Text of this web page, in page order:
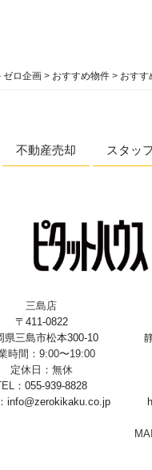
ゼロ企画 > おすすめ物件 > おすす
不動産売却 スタッ
三島店
〒411-0822
県三島市松本300-10
時間：9:00〜19:00
定休日：無休
： 055-939-8828
info@zerokikaku.co.jp